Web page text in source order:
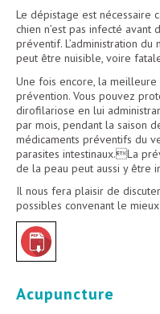
Le dépistage est nécessaire
chien n’est pas infecté
préventif. L’administration
peut être nuisible, voire
Une fois encore, la
prévention. Vous pouvez
dirofilariose en lui
par mois, pendant la saison
médicaments préventifs du
parasites intestinaux.La
de la peau peut aussi y être
Il nous fera plaisir de
possibles convenant le
Acupuncture